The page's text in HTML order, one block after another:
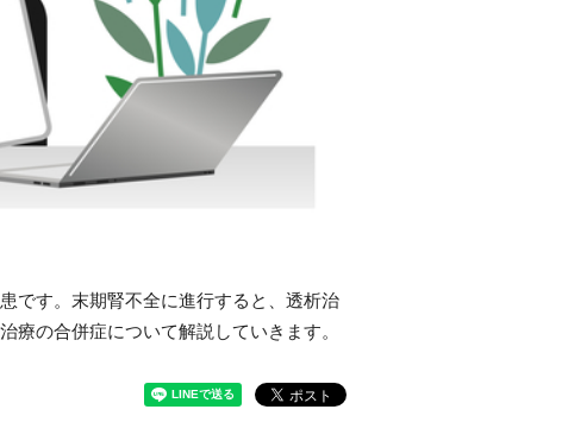
です。末期腎不全に進行すると、透析治
の合併症について解説していきます。